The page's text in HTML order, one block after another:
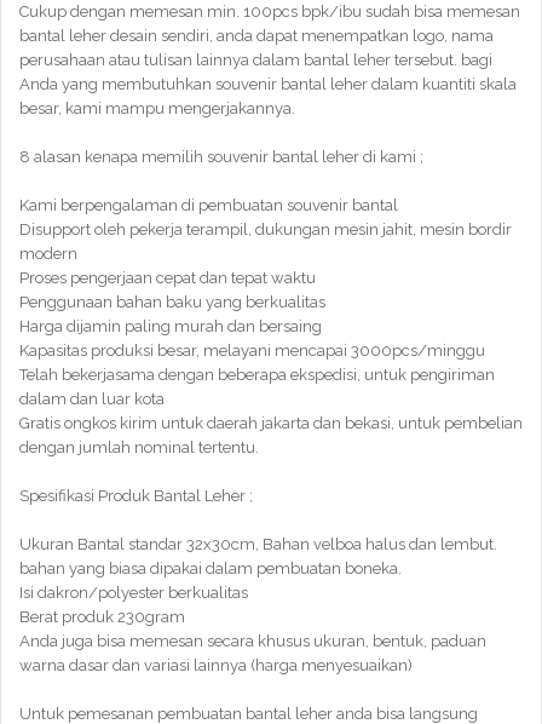
Cukup dengan memesan min. 100pcs bpk/ibu sudah bisa memesan
bantal leher desain sendiri, anda dapat menempatkan logo, nama
perusahaan atau tulisan lainnya dalam bantal leher tersebut. bagi
Anda yang membutuhkan souvenir bantal leher dalam kuantiti skala
besar, kami mampu mengerjakannya.
8 alasan kenapa memilih souvenir bantal leher di kami ;
Kami berpengalaman di pembuatan souvenir bantal
Disupport oleh pekerja terampil, dukungan mesin jahit, mesin bordir
modern
Proses pengerjaan cepat dan tepat waktu
Penggunaan bahan baku yang berkualitas
Harga dijamin paling murah dan bersaing
Kapasitas produksi besar, melayani mencapai 3000pcs/minggu
Telah bekerjasama dengan beberapa ekspedisi, untuk pengiriman
dalam dan luar kota
Gratis ongkos kirim untuk daerah jakarta dan bekasi, untuk pembelian
dengan jumlah nominal tertentu.
Spesifikasi Produk Bantal Leher ;
Ukuran Bantal standar 32x30cm, Bahan velboa halus dan lembut.
bahan yang biasa dipakai dalam pembuatan boneka.
Isi dakron/polyester berkualitas
Berat produk 230gram
Anda juga bisa memesan secara khusus ukuran, bentuk, paduan
warna dasar dan variasi lainnya (harga menyesuaikan)
Untuk pemesanan pembuatan bantal leher anda bisa langsung